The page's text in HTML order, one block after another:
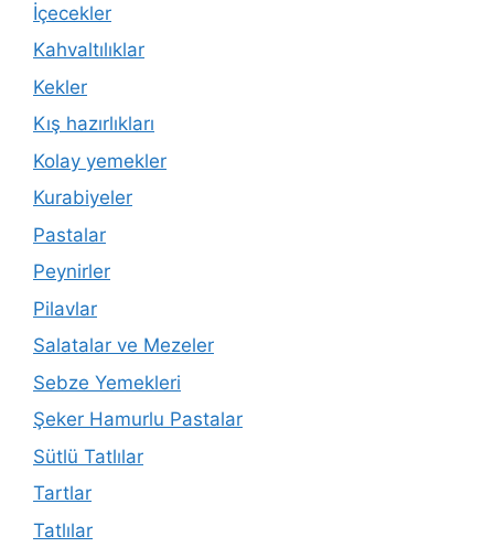
İçecekler
Kahvaltılıklar
Kekler
Kış hazırlıkları
Kolay yemekler
Kurabiyeler
Pastalar
Peynirler
Pilavlar
Salatalar ve Mezeler
Sebze Yemekleri
Şeker Hamurlu Pastalar
Sütlü Tatlılar
Tartlar
Tatlılar